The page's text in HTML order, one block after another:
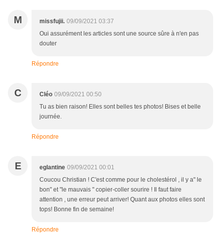
M missfujii. 09/09/2021 03:37
Oui assurément les articles sont une source sûre à n'en pas
douter
Répondre
C Cléo 09/09/2021 00:50
Tu as bien raison! Elles sont belles tes photos! Bises et belle
journée.
Répondre
E eglantine 09/09/2021 00:01
Coucou Christian ! C'est comme pour le cholestérol , il y a" le
bon" et "le mauvais " copier-coller sourire ! Il faut faire
attention , une erreur peut arriver! Quant aux photos elles sont
tops! Bonne fin de semaine!
Répondre